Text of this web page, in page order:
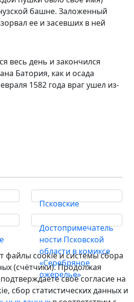
башне. Заложенный
ее и засевших в ней
весь день и закончился
Батория, как и осада
1582 года враг ушел из-
Псковские
народные сказки
Достопримечатель
ности Псковской
области в комиксе
«Серебряное
ожерелье»
файлы cookie и системы сбора
(счётчики). Продолжая
своё согласие на
сбор статистических данных и